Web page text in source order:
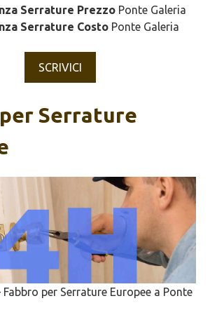
Serrature Prezzo Ponte Galeria
Serrature Costo Ponte Galeria
SCRIVICI
Serrature
Fabbro per Serrature Europee a Ponte